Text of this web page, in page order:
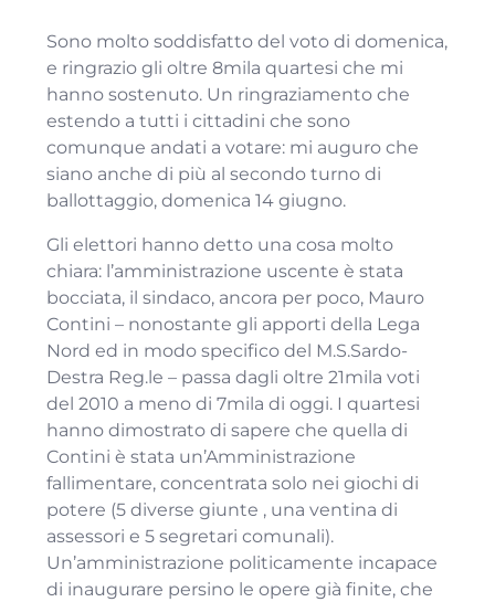
Sono molto soddisfatto del voto di domenica,
e ringrazio gli oltre 8mila quartesi che mi
hanno sostenuto. Un ringraziamento che
estendo a tutti i cittadini che sono
comunque andati a votare: mi auguro che
siano anche di più al secondo turno di
ballottaggio, domenica 14 giugno.
Gli elettori hanno detto una cosa molto
chiara: l’amministrazione uscente è stata
bocciata, il sindaco, ancora per poco, Mauro
Contini – nonostante gli apporti della Lega
Nord ed in modo specifico del M.S.Sardo-
Destra Reg.le – passa dagli oltre 21mila voti
del 2010 a meno di 7mila di oggi. I quartesi
hanno dimostrato di sapere che quella di
Contini è stata un’Amministrazione
fallimentare, concentrata solo nei giochi di
potere (5 diverse giunte , una ventina di
assessori e 5 segretari comunali).
Un’amministrazione politicamente incapace
di inaugurare persino le opere già finite, che